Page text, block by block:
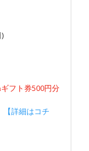
ギフト券500円分
【詳細はコチ